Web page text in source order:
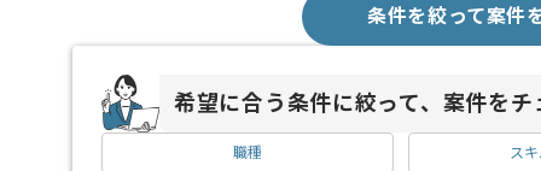
条件を絞って案件
希望に合う条件に絞って、案件をチ
職種 ス